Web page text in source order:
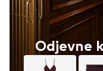
Odjevne